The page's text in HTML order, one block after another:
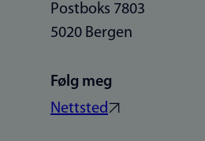
Postboks 7803
5020 Bergen
Følg meg
Nettsted